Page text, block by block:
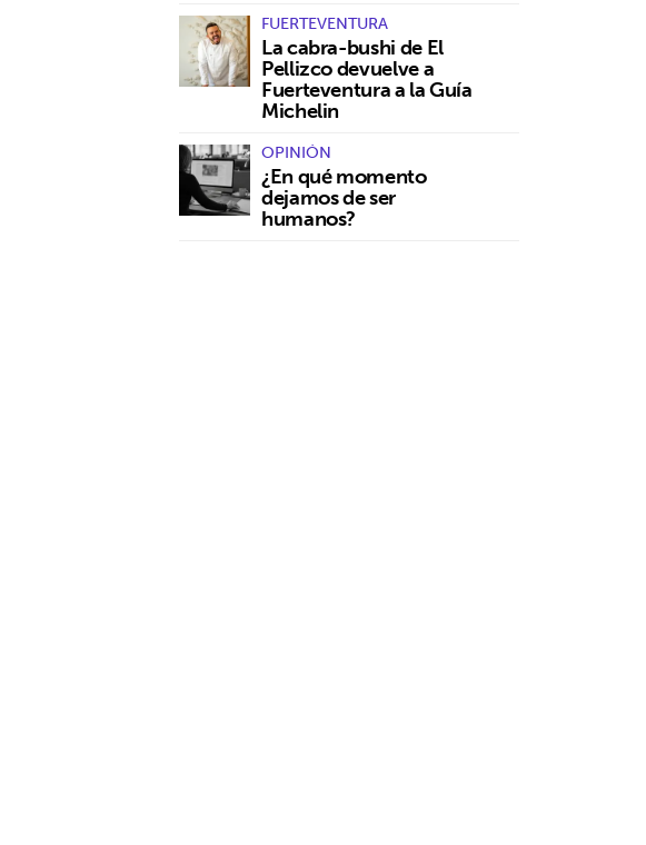
FUERTEVENTURA
La cabra-bushi de El
Pellizco devuelve a
Fuerteventura a la Guía
Michelin
OPINIÓN
¿En qué momento
dejamos de ser
humanos?